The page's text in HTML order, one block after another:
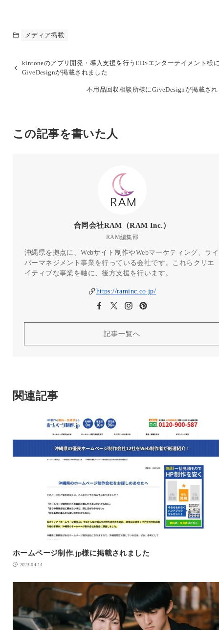
メディア掲載
kintoneのアプリ開発・導入支援を行うEDSエンターテイメント様
GiveDesignが掲載されました
不用品回収相談所様にGiveDesignが掲載さ
この記事を書いた人
合同会社RAM（RAM Inc.）
RAM編集部
沖縄県を拠点に、Webサイト制作やWebマーケティング、ライ
バーマネジメント事業を行っている会社です。これらクリエ
イティブな事業を軸に、後方支援を行います。
https://raminc.co.jp/
記事一覧へ
関連記事
ホームページ制作.jp様に掲載されました
2023-04-14